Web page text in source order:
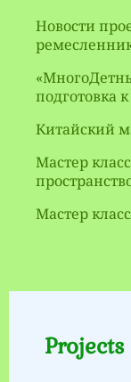
Новости
подготовка
Китайский
Мастер
Мастер
Projects